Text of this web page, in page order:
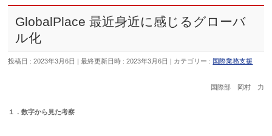
GlobalPlace 最近身近に感じるグローバ
ル化
投稿日 : 2023年3月6日 最終更新日時 : 2023年3月6日 カテゴリー : 国際業務支援
国際部 岡村 力
１．数字から見た考察